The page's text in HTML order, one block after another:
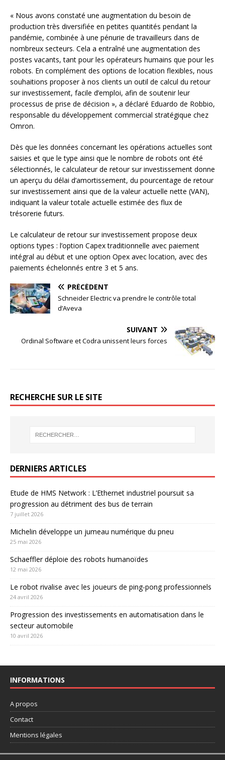
« Nous avons constaté une augmentation du besoin de
production très diversifiée en petites quantités pendant la
pandémie, combinée à une pénurie de travailleurs dans de
nombreux secteurs. Cela a entraîné une augmentation des
postes vacants, tant pour les opérateurs humains que pour les
robots. En complément des options de location flexibles, nous
souhaitions proposer à nos clients un outil de calcul du retour
sur investissement, facile d’emploi, afin de soutenir leur
processus de prise de décision », a déclaré Eduardo de Robbio,
responsable du développement commercial stratégique chez
Omron.
Dès que les données concernant les opérations actuelles sont
saisies et que le type ainsi que le nombre de robots ont été
sélectionnés, le calculateur de retour sur investissement donne
un aperçu du délai d’amortissement, du pourcentage de retour
sur investissement ainsi que de la valeur actuelle nette (VAN),
indiquant la valeur totale actuelle estimée des flux de
trésorerie futurs.
Le calculateur de retour sur investissement propose deux
options types : l’option Capex traditionnelle avec paiement
intégral au début et une option Opex avec location, avec des
paiements échelonnés entre 3 et 5 ans.
PRÉCÉDENT
Schneider Electric va prendre le contrôle total
d’Aveva
SUIVANT
Ordinal Software et Codra unissent leurs forces
RECHERCHE SUR LE SITE
DERNIERS ARTICLES
Etude de HMS Network : L’Ethernet industriel poursuit sa
progression au détriment des bus de terrain
7 juillet 2026
Michelin développe un jumeau numérique du pneu
25 mai 2026
Schaeffler déploie des robots humanoïdes
12 mai 2026
Le robot rivalise avec les joueurs de ping-pong professionnels
24 avril 2026
Progression des investissements en automatisation dans le
secteur automobile
10 avril 2026
INFORMATIONS
A propos
Contact
Mentions légales